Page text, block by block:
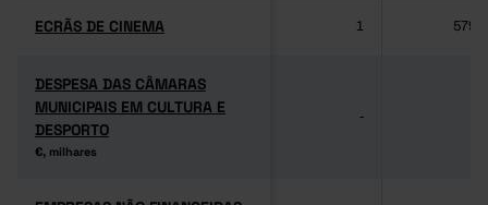
ECRÃS DE CINEMA
ECRÃS DE CINEMA 1 579
DESPESA DAS CÂMARAS
MUNICIPAIS EM CULTURA E
DESPORTO
€, milhares
DESPESA DAS CÂMARAS
MUNICIPAIS EM CULTURA E
DESPORTO
€, milhares
-